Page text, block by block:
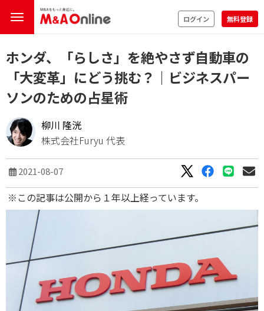
ログイン 無料登録
ホンダ、「らしさ」を絶やさず自動車の
「大変革」にどう挑む？｜ビジネスパー
ソンのための占星術
柳川 隆洸
株式会社Furyu 代表
2021-08-07
※この記事は公開から１年以上経っています。